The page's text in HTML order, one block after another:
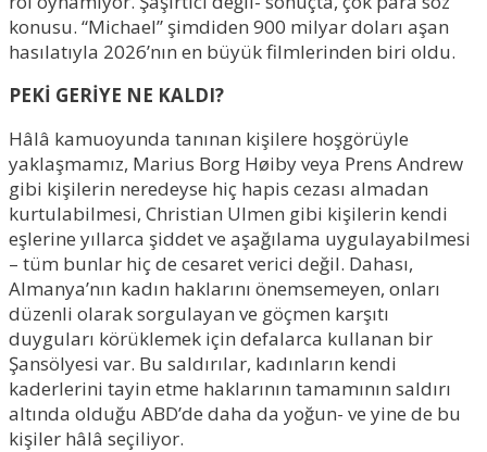
konusu. “Michael” şimdiden 900 milyar doları aşan
hasılatıyla 2026’nın en büyük filmlerinden biri oldu.
PEKİ GERİYE NE KALDI?
Hâlâ kamuoyunda tanınan kişilere hoşgörüyle
yaklaşmamız, Marius Borg Høiby veya Prens Andrew
gibi kişilerin neredeyse hiç hapis cezası almadan
kurtulabilmesi, Christian Ulmen gibi kişilerin kendi
eşlerine yıllarca şiddet ve aşağılama uygulayabilmesi
– tüm bunlar hiç de cesaret verici değil. Dahası,
Almanya’nın kadın haklarını önemsemeyen, onları
düzenli olarak sorgulayan ve göçmen karşıtı
duyguları körüklemek için defalarca kullanan bir
Şansölyesi var. Bu saldırılar, kadınların kendi
kaderlerini tayin etme haklarının tamamının saldırı
altında olduğu ABD’de daha da yoğun- ve yine de bu
kişiler hâlâ seçiliyor.